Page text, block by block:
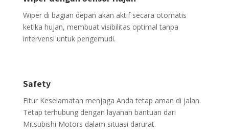
Wiper di bagian depan akan aktif secara otomatis
ketika hujan, membuat visibilitas optimal tanpa
intervensi untuk pengemudi.
Safety
Fitur Keselamatan menjaga Anda tetap aman di jalan.
Tetap terhubung dengan layanan bantuan dari
Mitsubishi Motors dalam situasi darurat.